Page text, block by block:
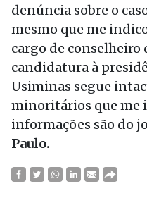
denúncia sobre o
mesmo que me
cargo de conselheiro
candidatura à
Usiminas segue
minoritários que me
informações são do
Paulo.